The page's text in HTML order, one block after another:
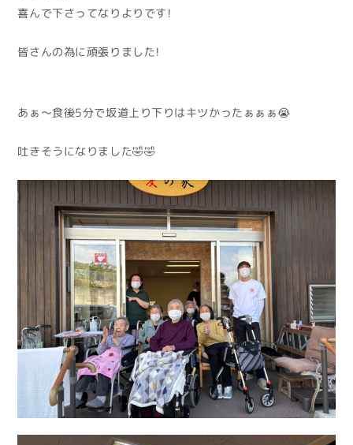
喜んで下さってなりよりです！
皆さんの為に頑張りました！
あぁ〜食後5分で坂道上り下りはキツかったぁぁぁ😭
吐きそうになりました🤣🤣